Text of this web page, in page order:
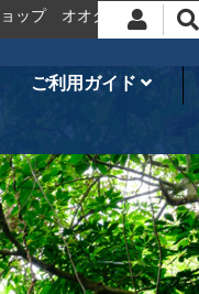
オオクワガタ、カブトム
ご利用ガイド